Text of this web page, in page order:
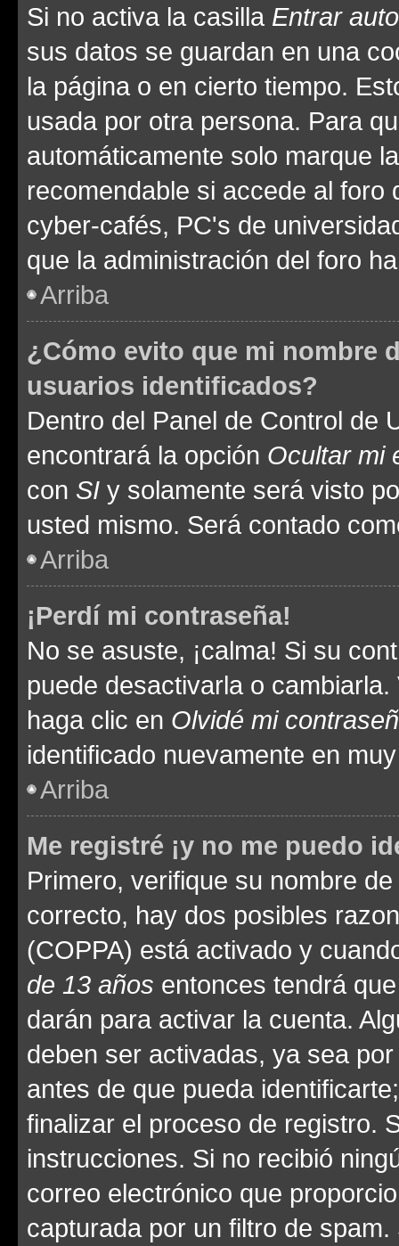
Si no activa la casilla Entrar
sus datos se guardan en una
la página o en cierto tiempo.
usada por otra persona. Para
automáticamente solo marque
recomendable si accede al foro
cyber-cafés, PC's de
que la administración del foro
Arriba
¿Cómo evito que mi nombre
usuarios identificados?
Dentro del Panel de Control de
encontrará la opción Ocultar mi
con SI y solamente será visto
usted mismo. Será contado
Arriba
¡Perdí mi contraseña!
No se asuste, ¡calma! Si su
puede desactivarla o
haga clic en Olvidé mi
identificado nuevamente en
Arriba
Me registré ¡y no me puedo
Primero, verifique su nombre
correcto, hay dos posibles
(COPPA) está activado y
de 13 años entonces tendrá
darán para activar la cuenta.
deben ser activadas, ya sea
antes de que pueda
finalizar el proceso de registro.
instrucciones. Si no recibió
correo electrónico que
capturada por un filtro de